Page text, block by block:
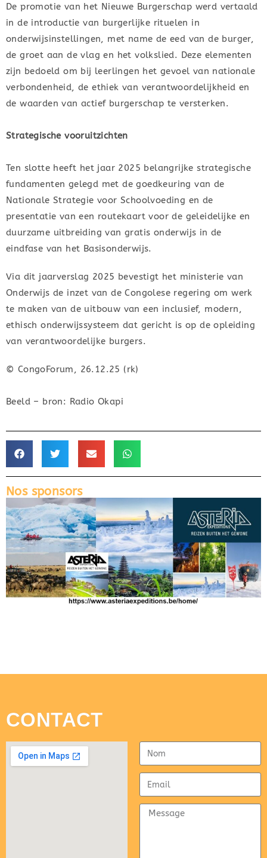
De promotie van het Nieuwe Burgerschap werd vertaald
in de introductie van burgerlijke rituelen in
onderwijsinstellingen, met name de eed van de burger,
de groet aan de vlag en het volkslied. Deze elementen
zijn bedoeld om bij leerlingen het gevoel van nationale
verbondenheid, de ethiek van verantwoordelijkheid en
de waarden van actief burgerschap te versterken.
Strategische vooruitzichten
Ten slotte heeft het jaar 2025 belangrijke strategische
fundamenten gelegd met de goedkeuring van de
Nationale Strategie voor Schoolvoeding en de
presentatie van een routekaart voor de geleidelijke en
duurzame uitbreiding van gratis onderwijs in de
eindfase van het Basisonderwijs.
Via dit jaarverslag 2025 bevestigt het ministerie van
Onderwijs de inzet van de Congolese regering om werk
te maken van de uitbouw van een inclusief, modern,
ethisch onderwijssysteem dat gericht is op de opleiding
van verantwoordelijke burgers.
© CongoForum, 26.12.25 (rk)
Beeld – bron: Radio Okapi
Nos sponsors
CONTACT